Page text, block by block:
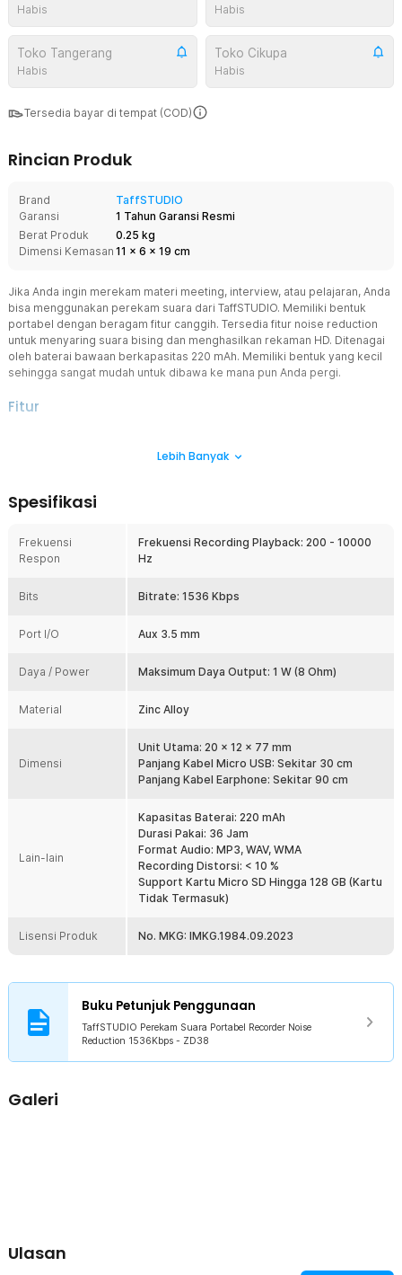
Habis Habis
Toko Tangerang
Habis
Toko Cikupa
Habis
Tersedia bayar di tempat (COD)
Rincian Produk
Brand
TaffSTUDIO
Garansi
1 Tahun Garansi Resmi
Berat Produk
0.25 kg
Dimensi Kemasan 11 x 6 x 19 cm
Jika Anda ingin merekam materi meeting, interview, atau pelajaran, Anda
bisa menggunakan perekam suara dari TaffSTUDIO. Memiliki bentuk
portabel dengan beragam fitur canggih. Tersedia fitur noise reduction
untuk menyaring suara bising dan menghasilkan rekaman HD. Ditenagai
oleh baterai bawaan berkapasitas 220 mAh. Memiliki bentuk yang kecil
sehingga sangat mudah untuk dibawa ke mana pun Anda pergi.
Fitur
Tak perlu khawatir hasil rekaman akan terdengar sangat berisik
suara memungkinkan Anda merekam suara dengan jelas tanpa
yang berkualitas tinggi dan bebas dari suara bising yang
mengganggu.
Tak perlu khawatir akan kesulitan untuk menggunakan perekam
atas untuk mulai merekam dan geser ke bawah untuk menyimpan
Baterai Tahan Lama
rekaman hingga berjam-jam lamanya. Salah satu fitur istimewa dari
perekam suara TaffSTUDIO adalah kemampuannya untuk
sudah melemah. Jadi, Anda tak perlu khawatir rekaman tak akan
tersimpan.
Tak hanya berfungsi sebagai perekam suara saja, alat yang satu ini
juga mampu memutar musik dengan bantuan TF card. Anda hanya
perlu memasukkan TF card berisi musik favorit Anda ke slot yang
tersedia kemudian nikmati musiknya sambil Anda melakukan
aktivitas. Dilengkapi juga dengan speaker bawaan sehingga Anda
bisa mendengar hasil rekaman dan mendengarkan musik secara
Reduction 1536Kbps - ZD38
1 x Earphone
1 x Kabel Micro USB
Lebih Banyak
Spesifikasi
Frekuensi
Respon
Frekuensi Recording Playback: 200 - 10000
Hz
Bits Bitrate: 1536 Kbps
Port I/O Aux 3.5 mm
Daya / Power Maksimum Daya Output: 1 W (8 Ohm)
Material Zinc Alloy
Dimensi
Unit Utama: 20 x 12 x 77 mm
Panjang Kabel Micro USB: Sekitar 30 cm
Panjang Kabel Earphone: Sekitar 90 cm
Lain-lain
Kapasitas Baterai: 220 mAh
Durasi Pakai: 36 Jam
Format Audio: MP3, WAV, WMA
Recording Distorsi: < 10 %
Support Kartu Micro SD Hingga 128 GB (Kartu
Tidak Termasuk)
Lisensi Produk No. MKG: IMKG.1984.09.2023
Buku Petunjuk Penggunaan
TaffSTUDIO Perekam Suara Portabel Recorder Noise
Reduction 1536Kbps - ZD38
Galeri
Ulasan